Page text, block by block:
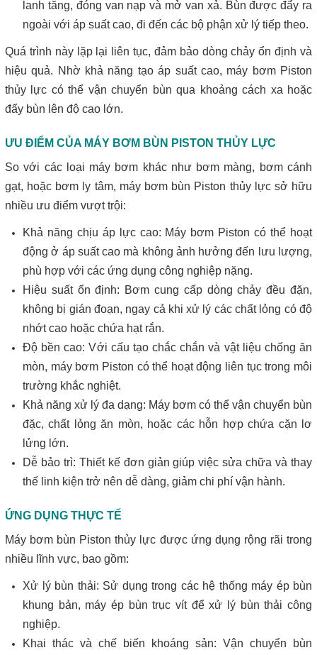
lanh tăng, đóng van nạp và mở van xả. Bùn được đẩy ra
ngoài với áp suất cao, đi đến các bộ phận xử lý tiếp theo.
Quá trình này lặp lại liên tục, đảm bảo dòng chảy ổn định và
hiệu quả. Nhờ khả năng tạo áp suất cao, máy bơm Piston
thủy lực có thể vận chuyển bùn qua khoảng cách xa hoặc
đẩy bùn lên độ cao lớn.
ƯU ĐIỂM CỦA MÁY BƠM BÙN PISTON THỦY LỰC
So với các loại máy bơm khác như bơm màng, bơm cánh
gạt, hoặc bơm ly tâm, máy bơm bùn Piston thủy lực sở hữu
nhiều ưu điểm vượt trội:
Khả năng chịu áp lực cao: Máy bơm Piston có thể hoạt
động ở áp suất cao mà không ảnh hưởng đến lưu lượng,
phù hợp với các ứng dụng công nghiệp nặng.
Hiệu suất ổn định: Bơm cung cấp dòng chảy đều đặn,
không bị gián đoạn, ngay cả khi xử lý các chất lỏng có độ
nhớt cao hoặc chứa hạt rắn.
Độ bền cao: Với cấu tạo chắc chắn và vật liệu chống ăn
mòn, máy bơm Piston có thể hoạt động liên tục trong môi
trường khắc nghiệt.
Khả năng xử lý đa dạng: Máy bơm có thể vận chuyển bùn
đặc, chất lỏng ăn mòn, hoặc các hỗn hợp chứa cặn lơ
lửng lớn.
Dễ bảo trì: Thiết kế đơn giản giúp việc sửa chữa và thay
thế linh kiện trở nên dễ dàng, giảm chi phí vận hành.
ỨNG DỤNG THỰC TẾ
Máy bơm bùn Piston thủy lực được ứng dụng rộng rãi trong
nhiều lĩnh vực, bao gồm:
Xử lý bùn thải: Sử dụng trong các hệ thống máy ép bùn
khung bản, máy ép bùn trục vít để xử lý bùn thải công
nghiệp.
Khai thác và chế biến khoáng sản: Vận chuyển bùn